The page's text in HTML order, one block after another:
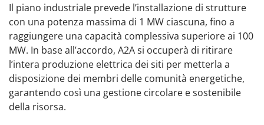
Il piano industriale prevede l’installazione di strutture
con una potenza massima di 1 MW ciascuna, fino a
raggiungere una capacità complessiva superiore ai 100
MW. In base all’accordo, A2A si occuperà di ritirare
l’intera produzione elettrica dei siti per metterla a
disposizione dei membri delle comunità energetiche,
garantendo così una gestione circolare e sostenibile
della risorsa.